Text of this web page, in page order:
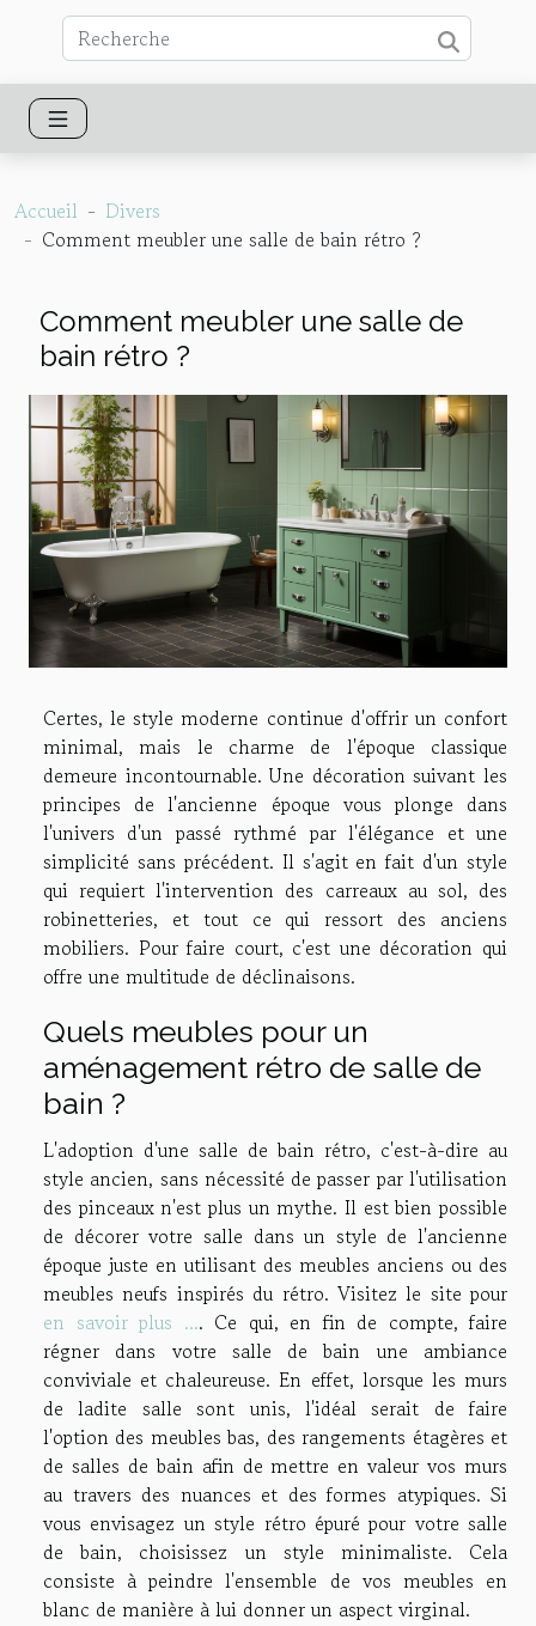
Accueil
Divers
Comment meubler une salle de bain rétro ?
Comment meubler une salle de
bain rétro ?
Certes, le style moderne continue d'offrir un confort
minimal, mais le charme de l'époque classique
demeure incontournable. Une décoration suivant les
principes de l'ancienne époque vous plonge dans
l'univers d'un passé rythmé par l'élégance et une
simplicité sans précédent. Il s'agit en fait d'un style
qui requiert l'intervention des carreaux au sol, des
robinetteries, et tout ce qui ressort des anciens
mobiliers. Pour faire court, c'est une décoration qui
offre une multitude de déclinaisons.
Quels meubles pour un
aménagement rétro de salle de
bain ?
L'adoption d'une salle de bain rétro, c'est-à-dire au
style ancien, sans nécessité de passer par l'utilisation
des pinceaux n'est plus un mythe. Il est bien possible
de décorer votre salle dans un style de l'ancienne
époque juste en utilisant des meubles anciens ou des
meubles neufs inspirés du rétro. Visitez le site pour
en savoir plus .... Ce qui, en fin de compte, faire
régner dans votre salle de bain une ambiance
conviviale et chaleureuse. En effet, lorsque les murs
de ladite salle sont unis, l'idéal serait de faire
l'option des meubles bas, des rangements étagères et
de salles de bain afin de mettre en valeur vos murs
au travers des nuances et des formes atypiques. Si
vous envisagez un style rétro épuré pour votre salle
de bain, choisissez un style minimaliste. Cela
consiste à peindre l'ensemble de vos meubles en
blanc de manière à lui donner un aspect virginal.